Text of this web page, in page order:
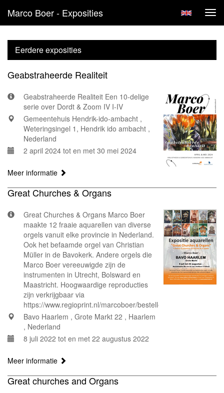
Marco Boer - Exposities
Eerdere exposities
Geabstraheerde Realiteit
Geabstraheerde Realiteit Een 10-delige
serie over Dordt & Zoom IV I-IV
Gemeentehuis Hendrik-ido-ambacht ,
Weteringsingel 1, Hendrik ido ambacht ,
Nederland
2 april 2024 tot en met 30 mei 2024
Meer informatie
Great Churches & Organs
Great Churches & Organs Marco Boer
maakte 12 fraaie aquarellen van diverse
orgels vanuit elke provincie in Nederland.
Ook het befaamde orgel van Christian
Müller in de Bavokerk. Andere orgels die
Marco Boer vereeuwigde zijn de
instrumenten in Utrecht, Bolsward en
Maastricht. Hoogwaardige reproducties
zijn verkrijgbaar via
https://www.regioprint.nl/marcoboer/bestellen/
Bavo Haarlem , Grote Markt 22 , Haarlem
, Nederland
8 juli 2022 tot en met 22 augustus 2022
Meer informatie
Great churches and Organs